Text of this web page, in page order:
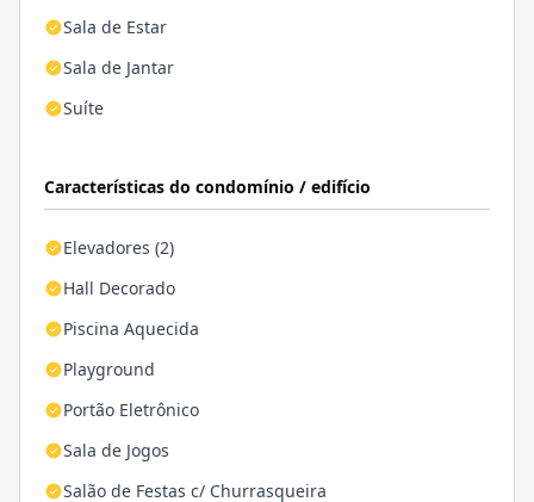
Sala de Estar
Sala de Jantar
Suíte
Características do condomínio / edifício
Elevadores (2)
Hall Decorado
Piscina Aquecida
Playground
Portão Eletrônico
Sala de Jogos
Salão de Festas c/ Churrasqueira